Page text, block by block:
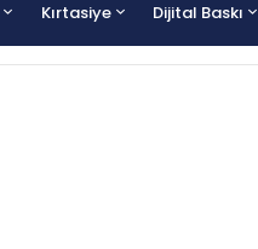
Kırtasiye Dijital Baskı